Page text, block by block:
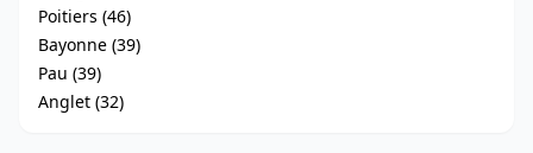
Poitiers (46)
Bayonne (39)
Pau (39)
Anglet (32)